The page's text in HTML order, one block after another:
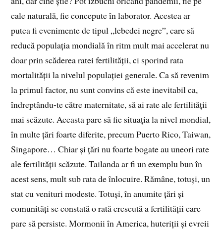
cale naturală, fie concepute în laborator. Acestea ar
putea fi evenimente de tipul „lebedei negre”, care să
reducă populația mondială în ritm mult mai accelerat nu
doar prin scăderea ratei fertilității, ci sporind rata
mortalității la nivelul populației generale. Ca să revenim
la primul factor, nu sunt convins că este inevitabil ca,
îndreptându-te către maternitate, să ai rate ale fertilității
mai scăzute. Aceasta pare să fie situația la nivel mondial,
în multe țări foarte diferite, precum Puerto Rico, Taiwan,
Singapore… Chiar și țări nu foarte bogate au uneori rate
ale fertilității scăzute. Tailanda ar fi un exemplu bun în
acest sens, mult sub rata de înlocuire. Rămâne, totuși, un
stat cu venituri modeste. Totuși, în anumite țări și
comunități se constată o rată crescută a fertilității care
pare să persiste. Mormonii în America, huteriții și evreii